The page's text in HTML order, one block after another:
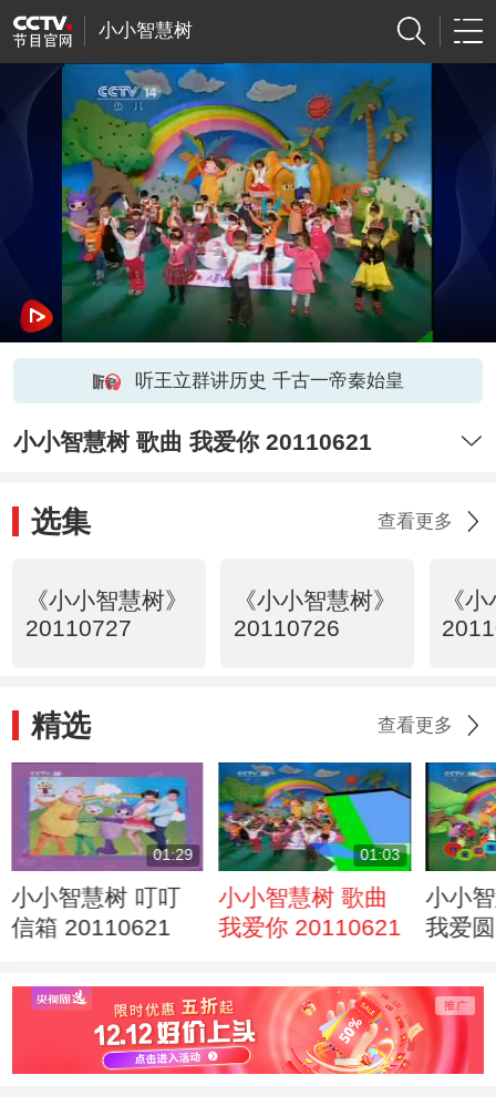
小小智慧树
听王立群讲历史 千古一帝秦始皇
小小智慧树 歌曲 我爱你 20110621
选集 查看更多
《小小智慧树》
20110727
《小小智慧树》
20110726
《
精选 查看更多
01:29
小小智慧树 叮叮
信箱 20110621
01:03
小小智慧树 歌曲
我爱你 20110621
小小
我爱